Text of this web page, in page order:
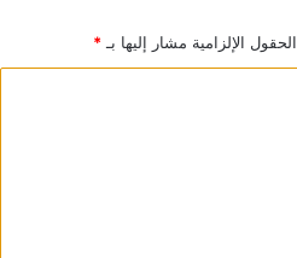
الحقول الإلزامية مشار إليها بـ*